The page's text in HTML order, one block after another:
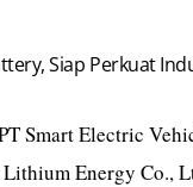
Siap Perkuat
Smart Electric
Energy Co.,